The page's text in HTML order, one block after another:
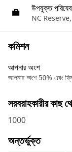
উপযুক্ত
NC
কমিশন
আপনার অংশ
আপনার অংশ 50% এবং
সরবরাহকারীর কাছ
1000
অন্তর্ভুক্ত